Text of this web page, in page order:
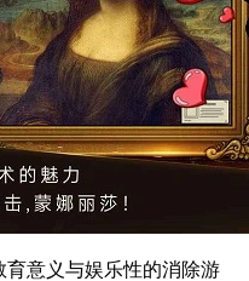
意义与娱乐性的消除游